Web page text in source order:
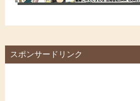
スポンサードリンク